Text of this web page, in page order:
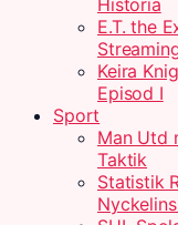
Historia
E.T. the
Keira
Episod I
Sport
Man Utd
Taktik
Statistik